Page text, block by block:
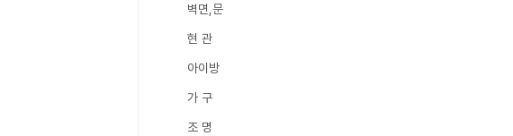
벽면,문
현 관
아이방
가 구
조 명